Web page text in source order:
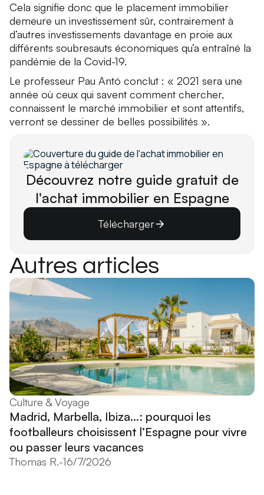
Cela signifie donc que le placement immobilier
demeure un investissement sûr, contrairement à
d’autres investissements davantage en proie aux
différents soubresauts économiques qu’a entraîné la
pandémie de la Covid-19.
Le professeur Pau Antó conclut : « 2021 sera une
année où ceux qui savent comment chercher,
connaissent le marché immobilier et sont attentifs,
verront se dessiner de belles possibilités ».
Découvrez notre guide gratuit de
l'achat immobilier en Espagne
Télécharger
Autres articles
Culture & Voyage
Madrid, Marbella, Ibiza...: pourquoi les
footballeurs choisissent l’Espagne pour vivre
ou passer leurs vacances
Thomas R.-16/7/2026